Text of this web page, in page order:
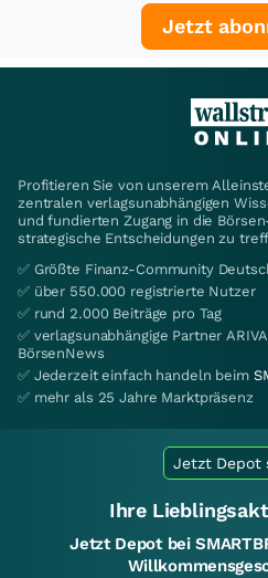
Jetzt
Profitieren Sie von unserem
zentralen verlagsunabhängigen
und fundierten Zugang in die
strategische Entscheidungen zu
✅ Größte Finanz-Community
✅ über 550.000 registrierte Nutzer
✅ rund 2.000 Beiträge pro Tag
✅ verlagsunabhängige Partner
BörsenNews
✅ Jederzeit einfach handeln beim
✅ mehr als 25 Jahre Marktpräsenz
Jetzt Depot
Ihre
Jetzt Depot bei